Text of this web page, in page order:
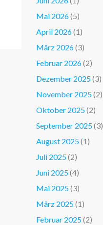
Mai 2026(5)
April 2026(1)
März 2026(3)
Februar 2026(2)
Dezember 2025(3)
November 2025(2)
Oktober 2025(2)
September 2025(3)
August 2025(1)
Juli 2025(2)
Juni 2025(4)
Mai 2025(3)
März 2025(1)
Februar 2025(2)